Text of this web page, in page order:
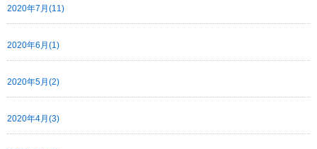
2020年7月(11)
2020年6月(1)
2020年5月(2)
2020年4月(3)